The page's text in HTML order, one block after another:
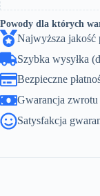
Powody dla których
Najwyższa jakość
Szybka wysyłka
Bezpieczne
Gwarancja
Satysfakcja